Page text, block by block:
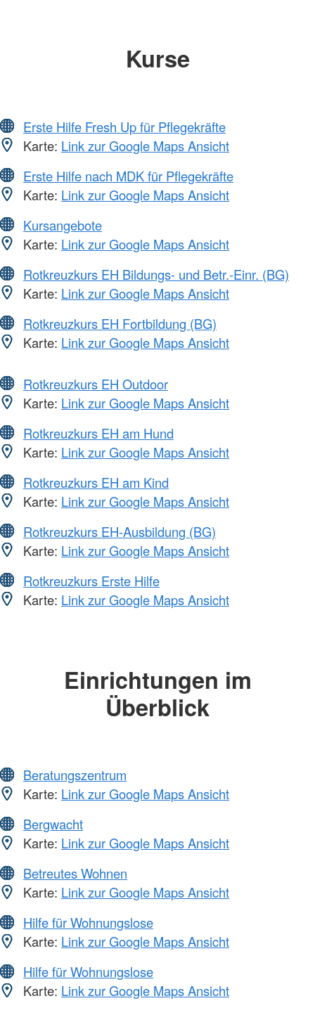
Kurse
Erste Hilfe Fresh Up für Pflegekräfte
Karte: Link zur Google Maps Ansicht
Erste Hilfe nach MDK für Pflegekräfte
Karte: Link zur Google Maps Ansicht
Kursangebote
Karte: Link zur Google Maps Ansicht
Rotkreuzkurs EH Bildungs- und Betr.-Einr. (BG)
Karte: Link zur Google Maps Ansicht
Rotkreuzkurs EH Fortbildung (BG)
Karte: Link zur Google Maps Ansicht
Rotkreuzkurs EH Outdoor
Karte: Link zur Google Maps Ansicht
Rotkreuzkurs EH am Hund
Karte: Link zur Google Maps Ansicht
Rotkreuzkurs EH am Kind
Karte: Link zur Google Maps Ansicht
Rotkreuzkurs EH-Ausbildung (BG)
Karte: Link zur Google Maps Ansicht
Rotkreuzkurs Erste Hilfe
Karte: Link zur Google Maps Ansicht
Einrichtungen im
Überblick
Beratungszentrum
Karte: Link zur Google Maps Ansicht
Bergwacht
Karte: Link zur Google Maps Ansicht
Betreutes Wohnen
Karte: Link zur Google Maps Ansicht
Hilfe für Wohnungslose
Karte: Link zur Google Maps Ansicht
Hilfe für Wohnungslose
Karte: Link zur Google Maps Ansicht